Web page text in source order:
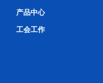
产品中心
工会工作